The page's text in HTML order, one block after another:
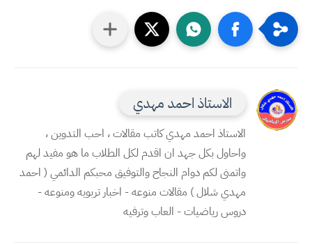
الاستاذ احمد مهدي
الاستاذ احمد مهدي كاتب مقالات ، احب التدوين ،
واحاول بكل جهد ان اقدم لكل الطلاب ما هو مفيد لهم
واتمنى لكم دوام النجاح والتوفيق محبكم الدائمي ( احمد
مهدي شلال ) مقالات منوعه - اخبار تربويه ومنوعه -
دروس رياضيات - العاب وترفيه